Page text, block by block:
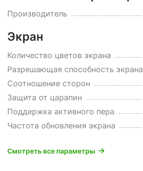
Производитель
Экран
Количество цветов экрана
Разрешающая способность экрана
Соотношение сторон
Защита от царапин
Поддержка активного пера
Частота обновления экрана
Смотреть все параметры